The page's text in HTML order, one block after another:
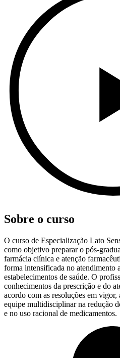
Sobre o curso
O curso de Especialização Lato
como objetivo preparar o pós-
farmácia clínica e atenção
forma intensificada no atendimento
estabelecimentos de saúde. O
conhecimentos da prescrição e do
acordo com as resoluções em
equipe multidisciplinar na redução
e no uso racional de medicamentos.